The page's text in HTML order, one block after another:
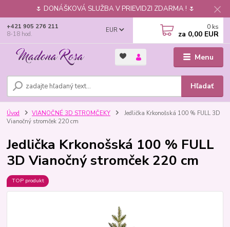
🌷 DONÁŠKOVÁ SLUŽBA V PRIEVIDZI ZDARMA ! 🌷
Menu
EUR
Hľadať
+421 905 276 211
8-18 hod.
0 ks
za 0,00 EUR
Úvod VIANOČNÉ 3D STROMČEKY
Jedlička Krkonošská 100 % FULL 3D
Vianočný stromček 220 cm
Jedlička Krkonošská 100 % FULL
3D Vianočný stromček 220 cm
TOP produkt